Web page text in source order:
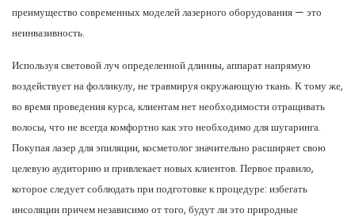
преимущество современных моделей лазерного оборудования — это
неинвазивность.
Используя световой луч определенной длинны, аппарат напрямую
воздействует на фолликулу, не травмируя окружающую ткань. К тому же,
во время проведения курса, клиентам нет необходимости отращивать
волосы, что не всегда комфортно как это необходимо для шугаринга.
Покупая лазер для эпиляции, косметолог значительно расширяет свою
целевую аудиторию и привлекает новых клиентов. Первое правило,
которое следует соблюдать при подготовке к процедуре: избегать
инсоляции причем независимо от того, будут ли это природные